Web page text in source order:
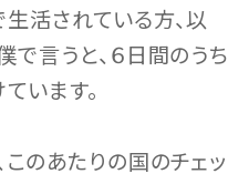
生活されている方、以
で言うと、６日間のうち
います。
のあたりの国のチェッ